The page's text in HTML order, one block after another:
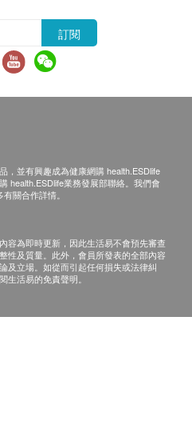
化損傷。
58mg）
讓它更迎合年幼孩子的口
物能有效舒緩發炎的喉
幼孩子那較小的呼吸系統，
激活及成長兒童身體，並
訂閱
，並有興趣成為健康網購 health.ESDlife
health.ESDlife業務發展部聯絡。我們會
關合作詳情。
容為即時更新，因此生活易不會預先審查
性及質量。此外，會員所發表的全部內容
及立場。如從而引起任何損失或法律糾
生活易的免責聲明。